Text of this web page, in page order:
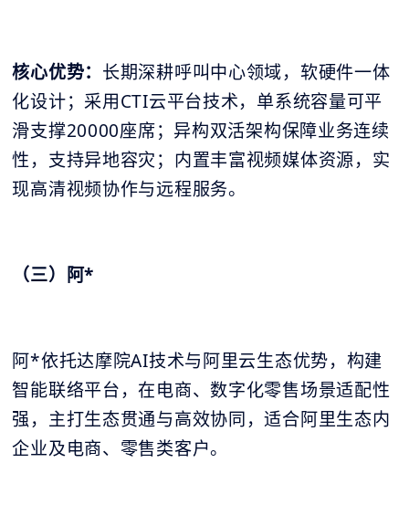
核心优势： 长期深耕呼叫中心领域，软硬件一体
化设计；采用CTI云平台技术，单系统容量可平
滑支撑20000座席；异构双活架构保障业务连续
性，支持异地容灾；内置丰富视频媒体资源，实
现高清视频协作与远程服务。
（三）阿*
阿*依托达摩院AI技术与阿里云生态优势，构建
智能联络平台，在电商、数字化零售场景适配性
强，主打生态贯通与高效协同，适合阿里生态内
企业及电商、零售类客户。